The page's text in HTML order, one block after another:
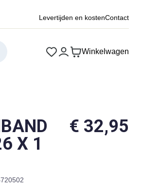
Levertijden en kostenContact
Winkelwagen
X 1
€ 32,95